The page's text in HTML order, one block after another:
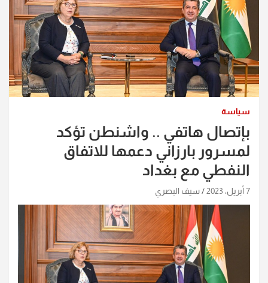
سياسة
بإتصال هاتفي .. واشنطن تؤكد
لمسرور بارزاني دعمها للاتفاق
النفطي مع بغداد
7 أبريل، 2023 سيف البصري